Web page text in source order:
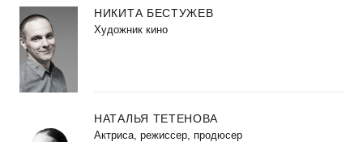
НИКИТА БЕСТУЖЕВ
Художник кино
НАТАЛЬЯ ТЕТЕНОВА
Актриса, режиссер, продюсер